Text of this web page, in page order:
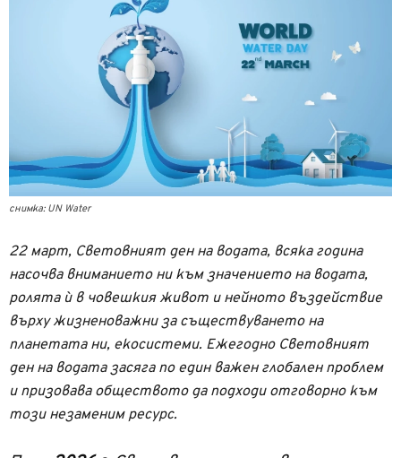
снимка: UN Water
22 март, Световният ден на водата, всяка година
насочва вниманието ни към значението на водата,
ролята ѝ в човешкия живот и нейното въздействие
върху жизненоважни за съществуването на
планетата ни, екосистеми. Ежегодно Световният
ден на водата засяга по един важен глобален проблем
и призовава обществото да подходи отговорно към
този незаменим ресурс.